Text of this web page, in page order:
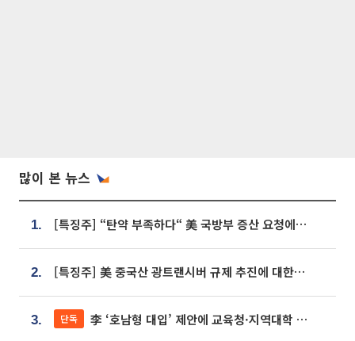
많이 본 뉴스
1. [특징주] “탄약 부족하다“ 美 국방부 증산 요청에⋯국내 방산주 급등세
2. [특징주] 美 중국산 광트랜시버 규제 추진에 대한광통신 등 광통신株 강세
3. 단독 李 ‘호남형 대입’ 제안에 교육청·지역대학 서·논술형 입시 연계 '착수'